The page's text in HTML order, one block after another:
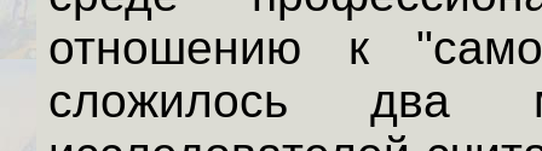
отношению к
сложилось два